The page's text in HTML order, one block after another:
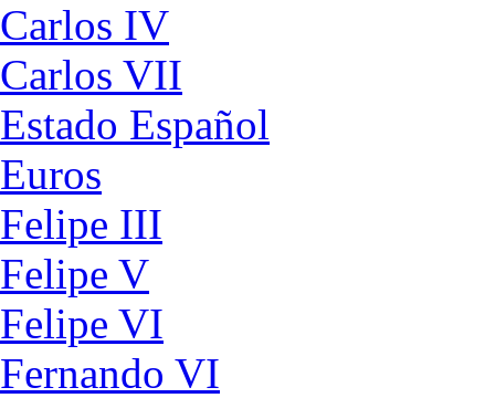
Carlos IV
Carlos VII
Estado Español
Euros
Felipe III
Felipe V
Felipe VI
Fernando VI